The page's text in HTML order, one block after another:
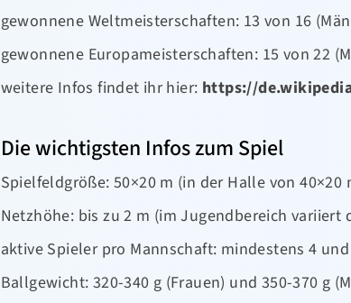
gewonnene Weltmeisterschaften: 13 von 16
gewonnene Europameisterschaften: 15 von 22
weitere Infos findet ihr hier: https://
Die wichtigsten Infos zum Spiel
Spielfeldgröße: 50×20 m (in der Halle von 40×20
Netzhöhe: bis zu 2 m (im Jugendbereich variiert
aktive Spieler pro Mannschaft: mindestens 4
Ballgewicht: 320-340 g (Frauen) und 350-370 g